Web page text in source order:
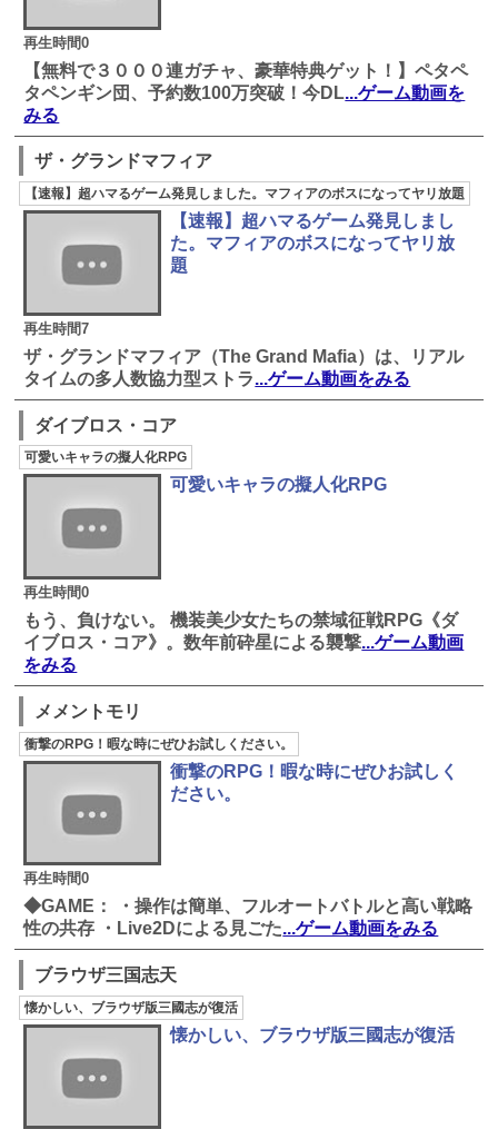
再生時間0
【無料で３０００連ガチャ、豪華特典ゲット！】ペタペ
タペンギン団、予約数100万突破！今DL...ゲーム動画を
みる
ザ・グランドマフィア
【速報】超ハマるゲーム発見しました。マフィアのボスになってヤリ放題
再生時間7
【速報】超ハマるゲーム発見しまし
た。マフィアのボスになってヤリ放
題
ザ・グランドマフィア（The Grand Mafia）は、リアル
タイムの多人数協力型ストラ...ゲーム動画をみる
ダイブロス・コア
可愛いキャラの擬人化RPG
再生時間0
可愛いキャラの擬人化RPG
もう、負けない。 機装美少女たちの禁域征戦RPG《ダ
イブロス・コア》。数年前砕星による襲撃...ゲーム動画
をみる
メメントモリ
衝撃のRPG！暇な時にぜひお試しください。
再生時間0
衝撃のRPG！暇な時にぜひお試しく
ださい。
◆GAME： ・操作は簡単、フルオートバトルと高い戦略
性の共存 ・Live2Dによる見ごた...ゲーム動画をみる
ブラウザ三国志天
懐かしい、ブラウザ版三國志が復活
懐かしい、ブラウザ版三國志が復活